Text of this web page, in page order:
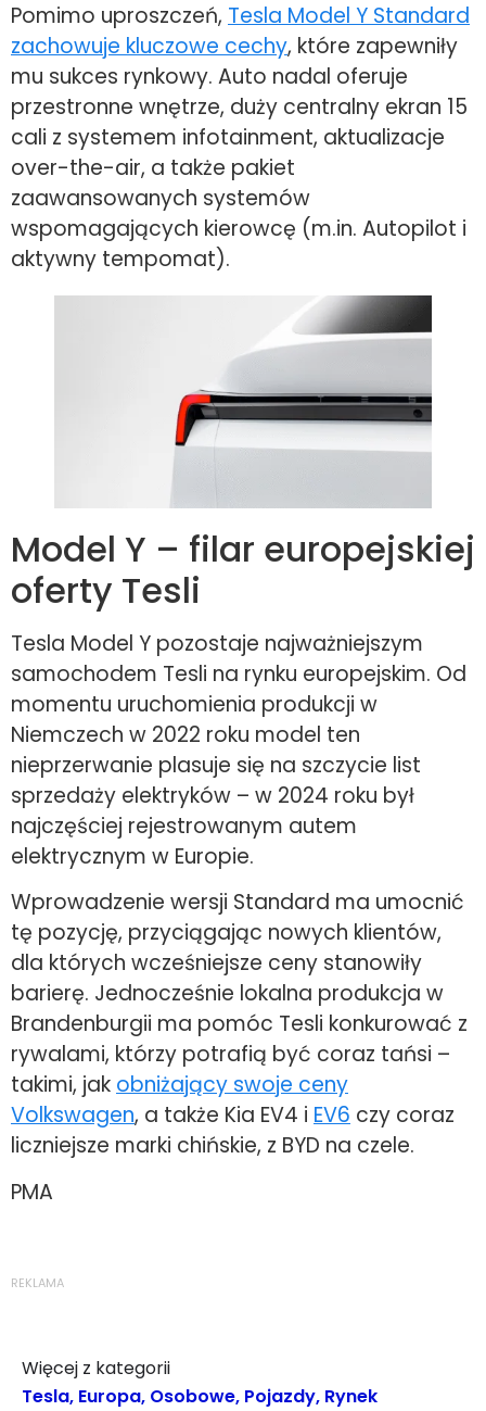
Pomimo uproszczeń, Tesla Model Y Standard
zachowuje kluczowe cechy, które zapewniły
mu sukces rynkowy. Auto nadal oferuje
przestronne wnętrze, duży centralny ekran 15
cali z systemem infotainment, aktualizacje
over-the-air, a także pakiet
zaawansowanych systemów
wspomagających kierowcę (m.in. Autopilot i
aktywny tempomat).
Model Y – filar europejskiej
oferty Tesli
Tesla Model Y pozostaje najważniejszym
samochodem Tesli na rynku europejskim. Od
momentu uruchomienia produkcji w
Niemczech w 2022 roku model ten
nieprzerwanie plasuje się na szczycie list
sprzedaży elektryków – w 2024 roku był
najczęściej rejestrowanym autem
elektrycznym w Europie.
Wprowadzenie wersji Standard ma umocnić
tę pozycję, przyciągając nowych klientów,
dla których wcześniejsze ceny stanowiły
barierę. Jednocześnie lokalna produkcja w
Brandenburgii ma pomóc Tesli konkurować z
rywalami, którzy potrafią być coraz tańsi –
takimi, jakobniżający swoje ceny
Volkswagen, a także Kia EV4 i EV6 czy coraz
liczniejsze marki chińskie, z BYD na czele.
PMA
REKLAMA
Więcej z kategorii
Tesla, Europa, Osobowe, Pojazdy, Rynek